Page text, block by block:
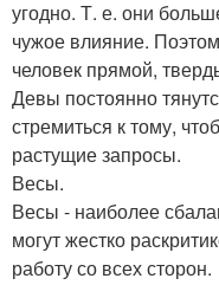
угодно. Т. е. они
чужое влияние.
человек прямой,
Девы постоянно
стремиться к тому,
растущие запросы.
Весы.
Весы - наиболее
могут жестко
работу со всех сторон.